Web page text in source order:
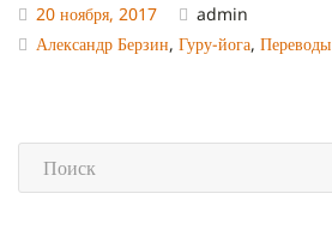
20 ноября, 2017
admin
Александр Берзин, Гуру-йога, Переводы